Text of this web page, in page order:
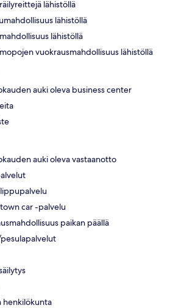
lähistöllä
lähistöllä
lähistöllä
vuokrausmahdollisuus lähistöllä
auki oleva business center
auki oleva vastaanotto
car -palvelu
paikan päällä
henkilökunta